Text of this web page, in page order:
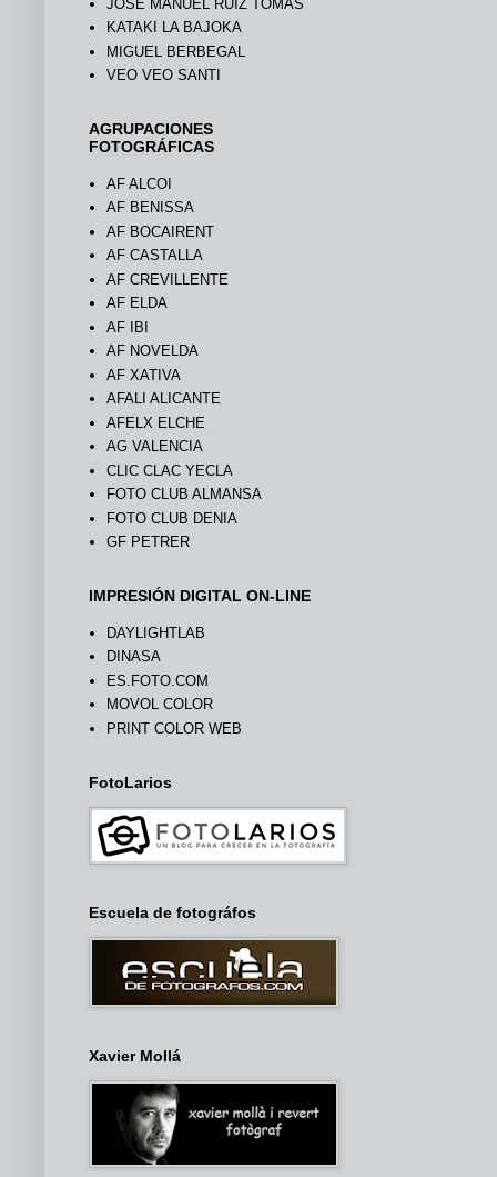
JOSÉ MANUEL RUIZ TOMÁS
KATAKI LA BAJOKA
MIGUEL BERBEGAL
VEO VEO SANTI
AGRUPACIONES
FOTOGRÁFICAS
AF ALCOI
AF BENISSA
AF BOCAIRENT
AF CASTALLA
AF CREVILLENTE
AF ELDA
AF IBI
AF NOVELDA
AF XATIVA
AFALI ALICANTE
AFELX ELCHE
AG VALENCIA
CLIC CLAC YECLA
FOTO CLUB ALMANSA
FOTO CLUB DENIA
GF PETRER
IMPRESIÓN DIGITAL ON-LINE
DAYLIGHTLAB
DINASA
ES.FOTO.COM
MOVOL COLOR
PRINT COLOR WEB
FotoLarios
Escuela de fotográfos
Xavier Mollá